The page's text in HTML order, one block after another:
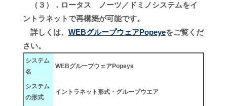
（３）．ロータス ノーツ／ドミノシステムをイ
ントラネットで再構築が可能です。
詳しくは、 WEBグループウェアPopeyeをご覧くだ
さい。
システム
名
WEBグループウェアPopeye
システム
の形式
イントラネット形式・グループウエア